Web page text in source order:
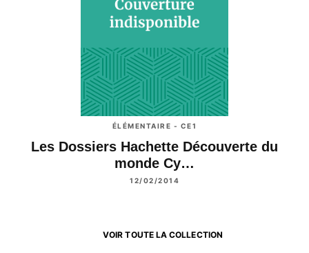
ÉLÉMENTAIRE - CE1
Les Dossiers Hachette Découverte du
monde Cy…
12/02/2014
VOIR TOUTE LA COLLECTION